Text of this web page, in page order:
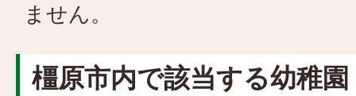
ません。
橿原市内で該当する幼稚園